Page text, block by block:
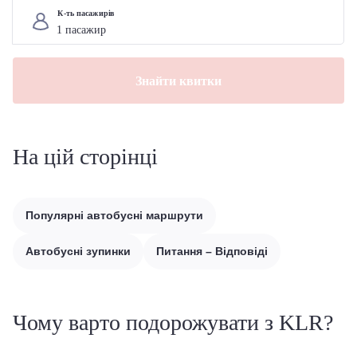
К-ть пасажирів
Знайти квитки
На цій сторінці
Популярні автобусні маршрути
Автобусні зупинки Питання – Відповіді
Чому варто подорожувати з KLR?